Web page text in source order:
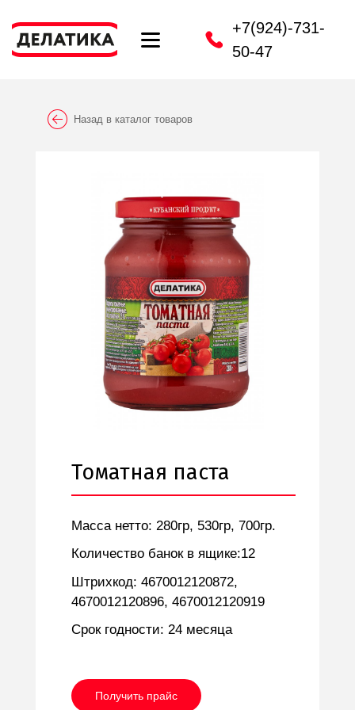
+7(924)-731-
50-47
Назад в каталог товаров
Томатная паста
Масса нетто: 280гр, 530гр, 700гр.
Количество банок в ящике:12
Штрихкод: 4670012120872,
4670012120896, 4670012120919
Срок годности: 24 месяца
Получить прайс